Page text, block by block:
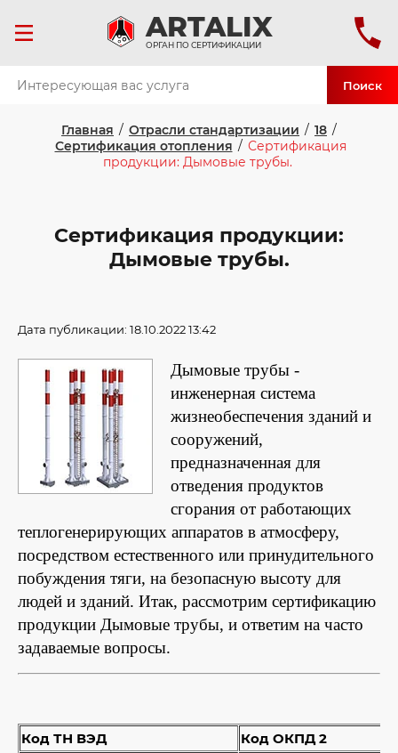
ARTALIX
ОРГАН ПО СЕРТИФИКАЦИИ
Поиск
Главная / Отрасли стандартизации / 18 /
Сертификация отопления / Сертификация
продукции: Дымовые трубы.
Сертификация продукции:
Дымовые трубы.
Дата публикации: 18.10.2022 13:42
Дымовые трубы -
инженерная система
жизнеобеспечения зданий и
сооружений,
предназначенная для
отведения продуктов
сгорания от работающих
теплогенерирующих аппаратов в атмосферу,
посредством естественного или принудительного
побуждения тяги, на безопасную высоту для
людей и зданий. Итак, рассмотрим сертификацию
продукции Дымовые трубы, и ответим на часто
задаваемые вопросы.
Код ТН ВЭД
Код ОКПД 2